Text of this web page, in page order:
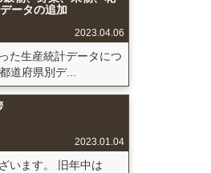
ータの追加
2023.04.06
た生産統計データにつ
道府県別デ...
2023.01.04
います。 旧年中は